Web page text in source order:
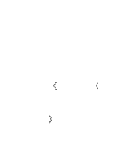
《 〈
》